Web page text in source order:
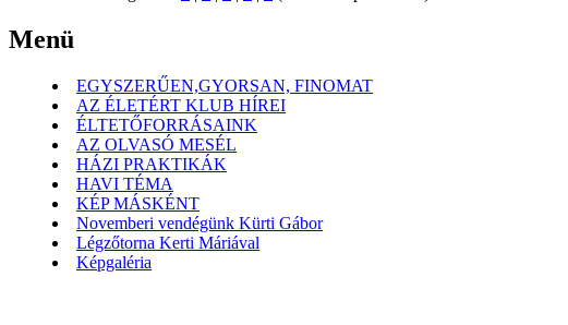
Menü
EGYSZERŰEN,GYORSAN, FINOMAT
AZ ÉLETÉRT KLUB HÍREI
ÉLTETŐFORRÁSAINK
AZ OLVASÓ MESÉL
HÁZI PRAKTIKÁK
HAVI TÉMA
KÉP MÁSKÉNT
Novemberi vendégünk Kürti Gábor
Légzőtorna Kerti Máriával
Képgaléria